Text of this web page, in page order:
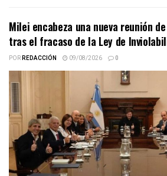
Milei encabeza una nueva reunión
tras el fracaso de la Ley de
PORREDACCIÓN 09/08/2026 0